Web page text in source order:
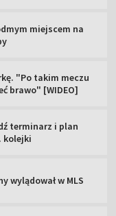
miejscem na
"Po takim meczu
brawo" [WIDEO]
terminarz i plan
kolejki
wylądował w MLS